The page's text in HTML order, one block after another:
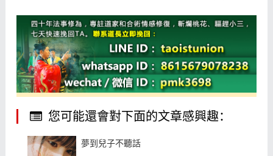
您可能還會對下面的文章感興趣：
夢到兒子不聽話